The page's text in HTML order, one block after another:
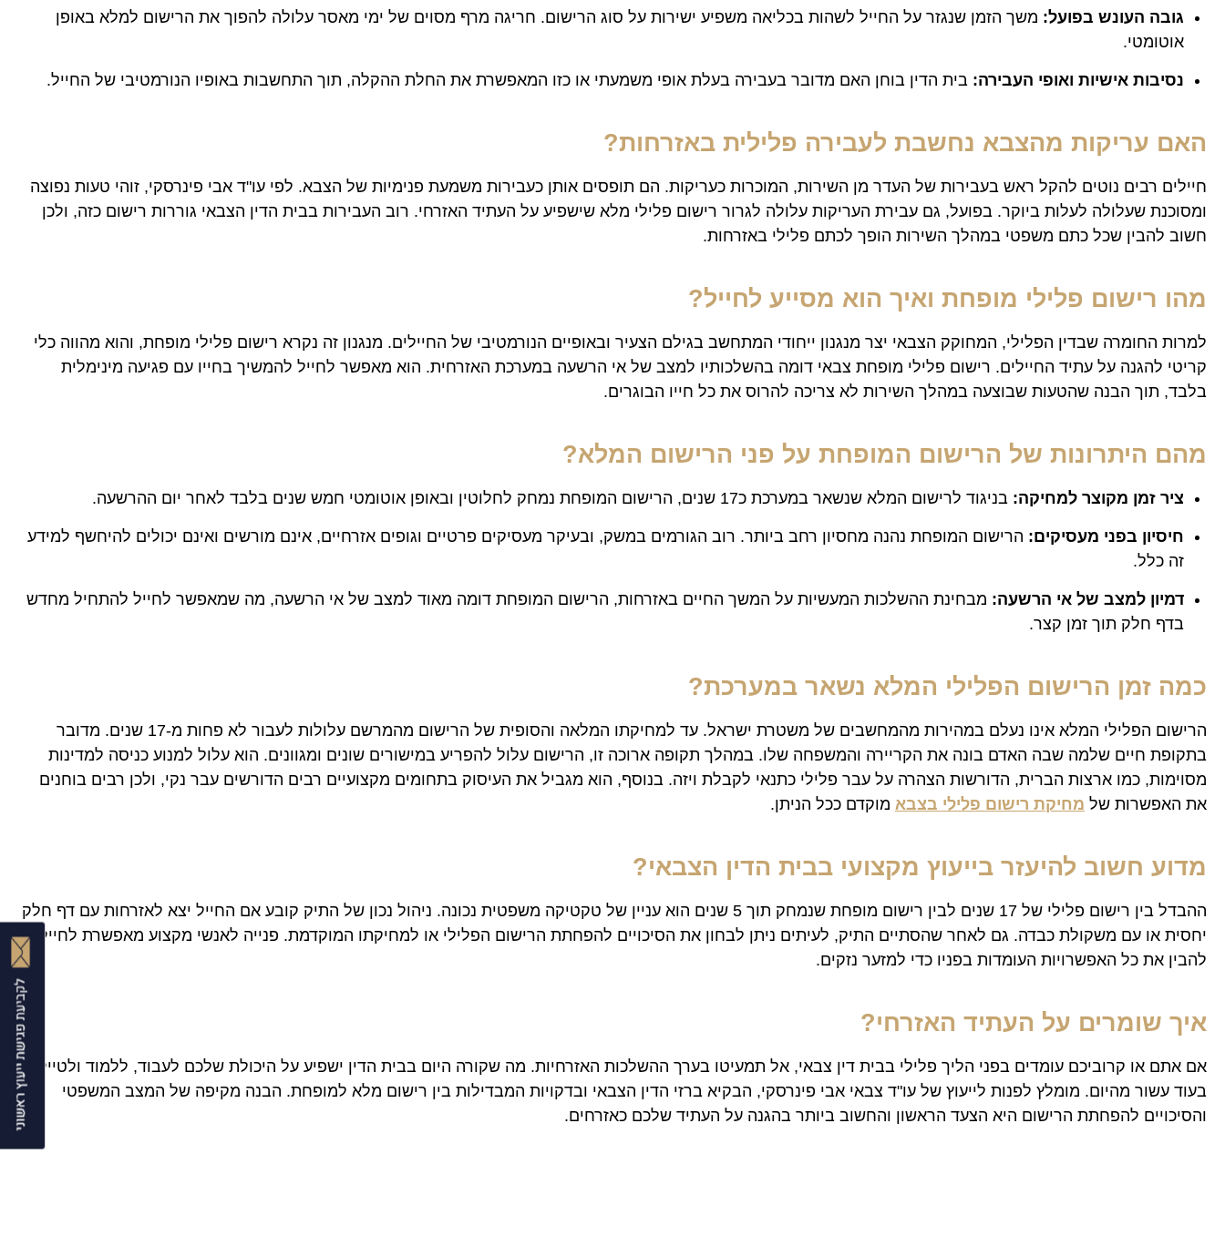
גובה העונש בפועל: משך הזמן שנגזר על החייל לשהות בכליאה משפיע ישירות על סוג הרישום. חריגה מרף מסוים של ימי מאסר עלולה להפוך את הרישום למלא באופן
אוטומטי.
נסיבות אישיות ואופי העבירה: בית הדין בוחן האם מדובר בעבירה בעלת אופי משמעתי או כזו המאפשרת את החלת ההקלה, תוך התחשבות באופיו הנורמטיבי של החייל.
האם עריקות מהצבא נחשבת לעבירה פלילית באזרחות?
חיילים רבים נוטים להקל ראש בעבירות של העדר מן השירות, המוכרות כעריקות. הם תופסים אותן כעבירות משמעת פנימיות של הצבא. לפי עו"ד אבי פינרסקי, זוהי טעות נפוצה
ומסוכנת שעלולה לעלות ביוקר. בפועל, גם עבירת העריקות עלולה לגרור רישום פלילי מלא שישפיע על העתיד האזרחי. רוב העבירות בבית הדין הצבאי גוררות רישום כזה, ולכן
חשוב להבין שכל כתם משפטי במהלך השירות הופך לכתם פלילי באזרחות.
מהו רישום פלילי מופחת ואיך הוא מסייע לחייל?
למרות החומרה שבדין הפלילי, המחוקק הצבאי יצר מנגנון ייחודי המתחשב בגילם הצעיר ובאופיים הנורמטיבי של החיילים. מנגנון זה נקרא רישום פלילי מופחת, והוא מהווה כלי
קריטי להגנה על עתיד החיילים. רישום פלילי מופחת צבאי דומה בהשלכותיו למצב של אי הרשעה במערכת האזרחית. הוא מאפשר לחייל להמשיך בחייו עם פגיעה מינימלית
בלבד, תוך הבנה שהטעות שבוצעה במהלך השירות לא צריכה להרוס את כל חייו הבוגרים.
מהם היתרונות של הרישום המופחת על פני הרישום המלא?
ציר זמן מקוצר למחיקה: בניגוד לרישום המלא שנשאר במערכת כ17 שנים, הרישום המופחת נמחק לחלוטין ובאופן אוטומטי חמש שנים בלבד לאחר יום ההרשעה.
חיסיון בפני מעסיקים: הרישום המופחת נהנה מחסיון רחב ביותר. רוב הגורמים במשק, ובעיקר מעסיקים פרטיים וגופים אזרחיים, אינם מורשים ואינם יכולים להיחשף למידע
זה כלל.
דמיון למצב של אי הרשעה: מבחינת ההשלכות המעשיות על המשך החיים באזרחות, הרישום המופחת דומה מאוד למצב של אי הרשעה, מה שמאפשר לחייל להתחיל מחדש
בדף חלק תוך זמן קצר.
כמה זמן הרישום הפלילי המלא נשאר במערכת?
הרישום הפלילי המלא אינו נעלם במהירות מהמחשבים של משטרת ישראל. עד למחיקתו המלאה והסופית של הרישום מהמרשם עלולות לעבור לא פחות מ-17 שנים. מדובר
בתקופת חיים שלמה שבה האדם בונה את הקריירה והמשפחה שלו. במהלך תקופה ארוכה זו, הרישום עלול להפריע במישורים שונים ומגוונים. הוא עלול למנוע כניסה למדינות
מסוימות, כמו ארצות הברית, הדורשות הצהרה על עבר פלילי כתנאי לקבלת ויזה. בנוסף, הוא מגביל את העיסוק בתחומים מקצועיים רבים הדורשים עבר נקי, ולכן רבים בוחנים
את האפשרות של מחיקת רישום פלילי בצבא מוקדם ככל הניתן.
מדוע חשוב להיעזר בייעוץ מקצועי בבית הדין הצבאי?
ההבדל בין רישום פלילי של 17 שנים לבין רישום מופחת שנמחק תוך 5 שנים הוא עניין של טקטיקה משפטית נכונה. ניהול נכון של התיק קובע אם החייל יצא לאזרחות עם דף חלק
יחסית או עם משקולת כבדה. גם לאחר שהסתיים התיק, לעיתים ניתן לבחון את הסיכויים להפחתת הרישום הפלילי או למחיקתו המוקדמת. פנייה לאנשי מקצוע מאפשרת לחייל
להבין את כל האפשרויות העומדות בפניו כדי למזער נזקים.
איך שומרים על העתיד האזרחי?
אם אתם או קרוביכם עומדים בפני הליך פלילי בבית דין צבאי, אל תמעיטו בערך ההשלכות האזרחיות. מה שקורה היום בבית הדין ישפיע על היכולת שלכם לעבוד, ללמוד ולטייל
בעוד עשור מהיום. מומלץ לפנות לייעוץ של עו"ד צבאי אבי פינרסקי, הבקיא ברזי הדין הצבאי ובדקויות המבדילות בין רישום מלא למופחת. הבנה מקיפה של המצב המשפטי
והסיכויים להפחתת הרישום היא הצעד הראשון והחשוב ביותר בהגנה על העתיד שלכם כאזרחים.